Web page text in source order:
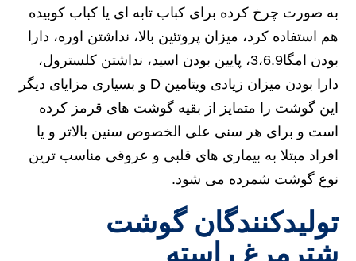
به صورت چرخ کرده برای کباب تابه ای یا کباب کوبیده
هم استفاده کرد، میزان پروتئین بالا، نداشتن اوره، دارا
بودن امگا3،6.9، پایین بودن اسید، نداشتن کلسترول،
دارا بودن میزان زیادی ویتامین D و بسیاری مزایای دیگر
این گوشت را متمایز از بقیه گوشت های قرمز کرده
است و برای هر سنی علی الخصوص سنین بالاتر و یا
افراد مبتلا به بیماری های قلبی و عروقی مناسب ترین
نوع گوشت شمرده می شود.
تولیدکنندگان گوشت
شترمرغ راسته